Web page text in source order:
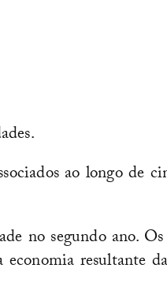
ao longo de
no segundo ano.
resultante